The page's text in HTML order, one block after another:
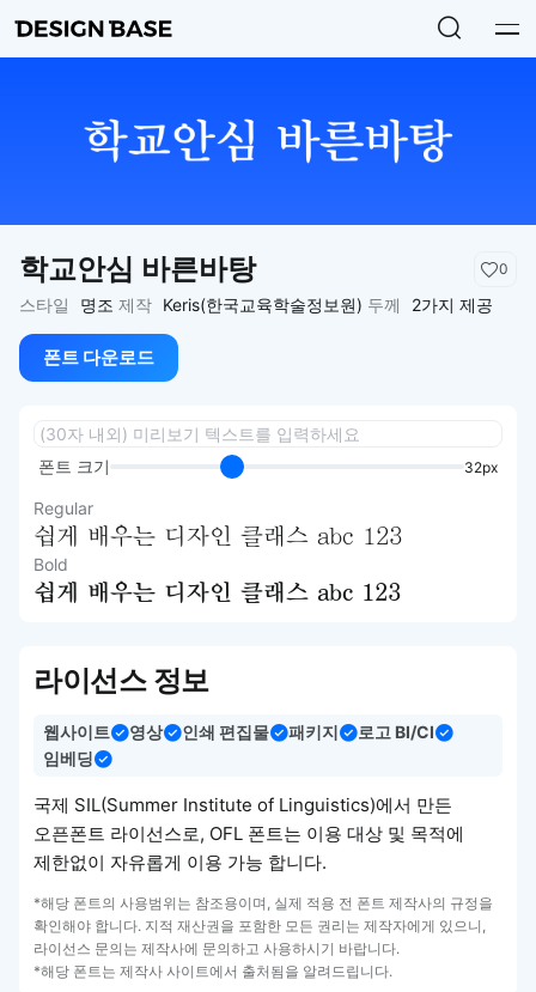
학교안심 바른바탕 0
스타일 명조 제작 Keris(한국교육학술정보원) 두께 2가지 제공
폰트 다운로드
폰트 크기 32px
Regular
쉽게 배우는 디자인 클래스 abc 123
Bold
쉽게 배우는 디자인 클래스 abc 123
라이선스 정보
웹사이트 영상 인쇄 편집물 패키지
로고 BI/CI
임베딩
국제 SIL(Summer Institute of Linguistics)에서 만든
오픈폰트 라이선스로, OFL 폰트는 이용 대상 및 목적에
제한없이 자유롭게 이용 가능 합니다.
*해당 폰트의 사용범위는 참조용이며, 실제 적용 전 폰트 제작사의 규정을
확인해야 합니다. 지적 재산권을 포함한 모든 권리는 제작자에게 있으니,
라이선스 문의는 제작사에 문의하고 사용하시기 바랍니다.
*해당 폰트는 제작사 사이트에서 출처됨을 알려드립니다.